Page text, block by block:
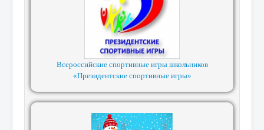
Всероссийские спортивные игры школьников
«Президентские спортивные игры»